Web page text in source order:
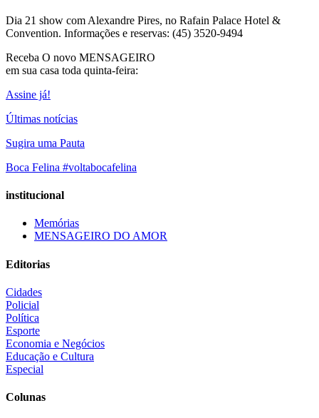
Dia 21 show com Alexandre Pires, no Rafain Palace Hotel &
Convention. Informações e reservas: (45) 3520-9494
Receba O novo MENSAGEIRO
em sua casa toda quinta-feira:
Assine já!
Últimas notícias
Sugira uma Pauta
Boca Felina #voltabocafelina
institucional
Memórias
MENSAGEIRO DO AMOR
Editorias
Cidades
Policial
Política
Esporte
Economia e Negócios
Educação e Cultura
Especial
Colunas